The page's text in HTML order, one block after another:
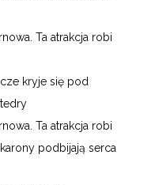
Ta atrakcja robi
kryje się pod
Ta atrakcja robi
podbijają serca